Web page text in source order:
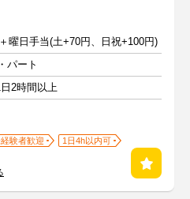
曜日手当(土+70円、日祝+100円)
パート
2時間以上
験者歓迎
1日4h以内可